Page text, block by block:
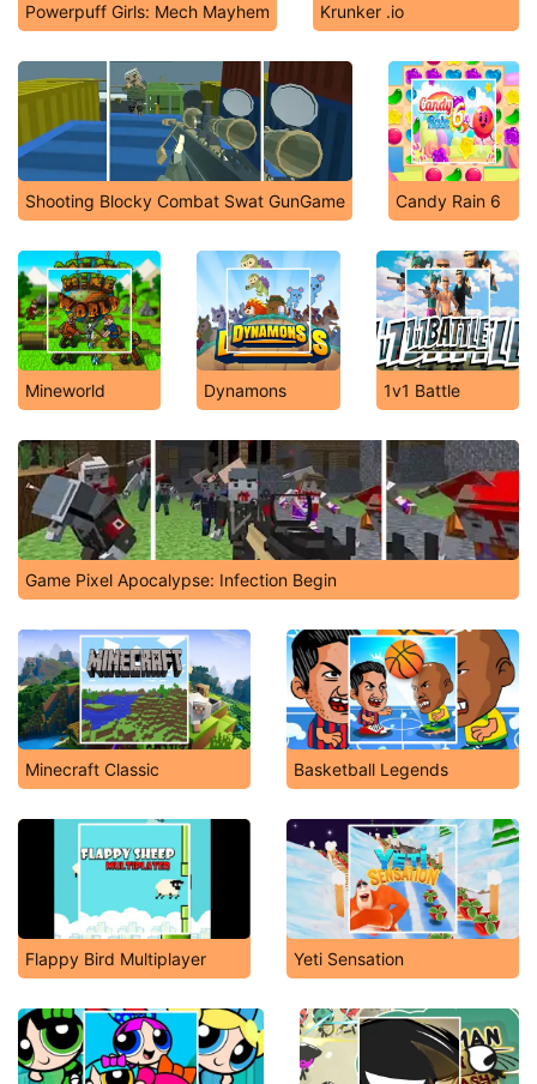
Powerpuff Girls: Mech Mayhem Krunker .io
Shooting Blocky Combat Swat GunGame Candy Rain 6
Mineworld Dynamons 1v1 Battle
Game Pixel Apocalypse: Infection Begin
Minecraft Classic Basketball Legends
Flappy Bird Multiplayer Yeti Sensation